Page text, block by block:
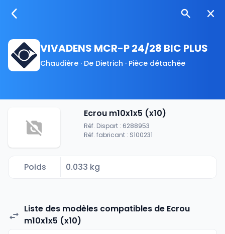
VIVADENS MCR-P 24/28 BIC PLUS
Chaudière · De Dietrich · Pièce détachée
Ecrou m10x1x5 (x10)
Réf. Dispart : 6288953
Réf. fabricant : S100231
Poids 0.033 kg
Liste des modèles compatibles de Ecrou
m10x1x5 (x10)